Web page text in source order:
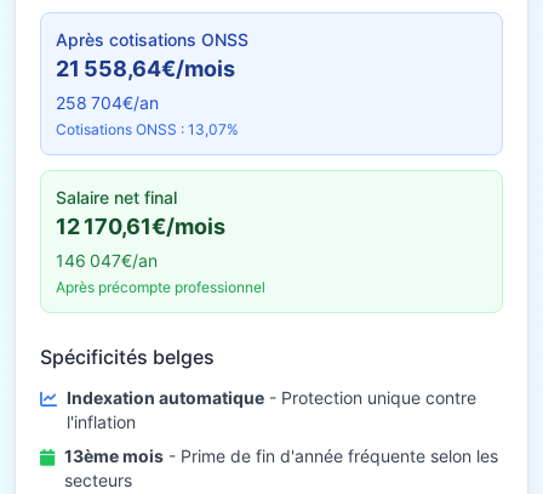
Après cotisations ONSS
21 558,64€/mois
258 704€/an
Cotisations ONSS : 13,07%
Salaire net final
12 170,61€/mois
146 047€/an
Après précompte professionnel
Spécificités belges
Indexation automatique - Protection unique contre
l'inflation
13ème mois - Prime de fin d'année fréquente selon les
secteurs